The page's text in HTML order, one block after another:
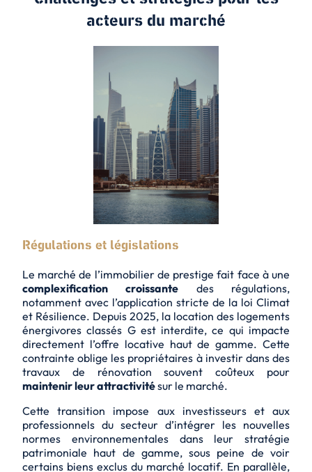
acteurs du marché
Régulations et législations
Le marché de l’immobilier de prestige fait face à une
complexification croissante des régulations,
notamment avec l’application stricte de la loi Climat
et Résilience. Depuis 2025, la location des logements
énergivores classés G est interdite, ce qui impacte
directement l’offre locative haut de gamme. Cette
contrainte oblige les propriétaires à investir dans des
travaux de rénovation souvent coûteux pour
maintenir leur attractivitésur le marché.
Cette transition impose aux investisseurs et aux
professionnels du secteur d’intégrer les nouvelles
normes environnementales dans leur stratégie
patrimoniale haut de gamme, sous peine de voir
certains biens exclus du marché locatif. En parallèle,